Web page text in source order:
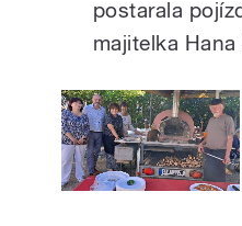
postarala
majitelka